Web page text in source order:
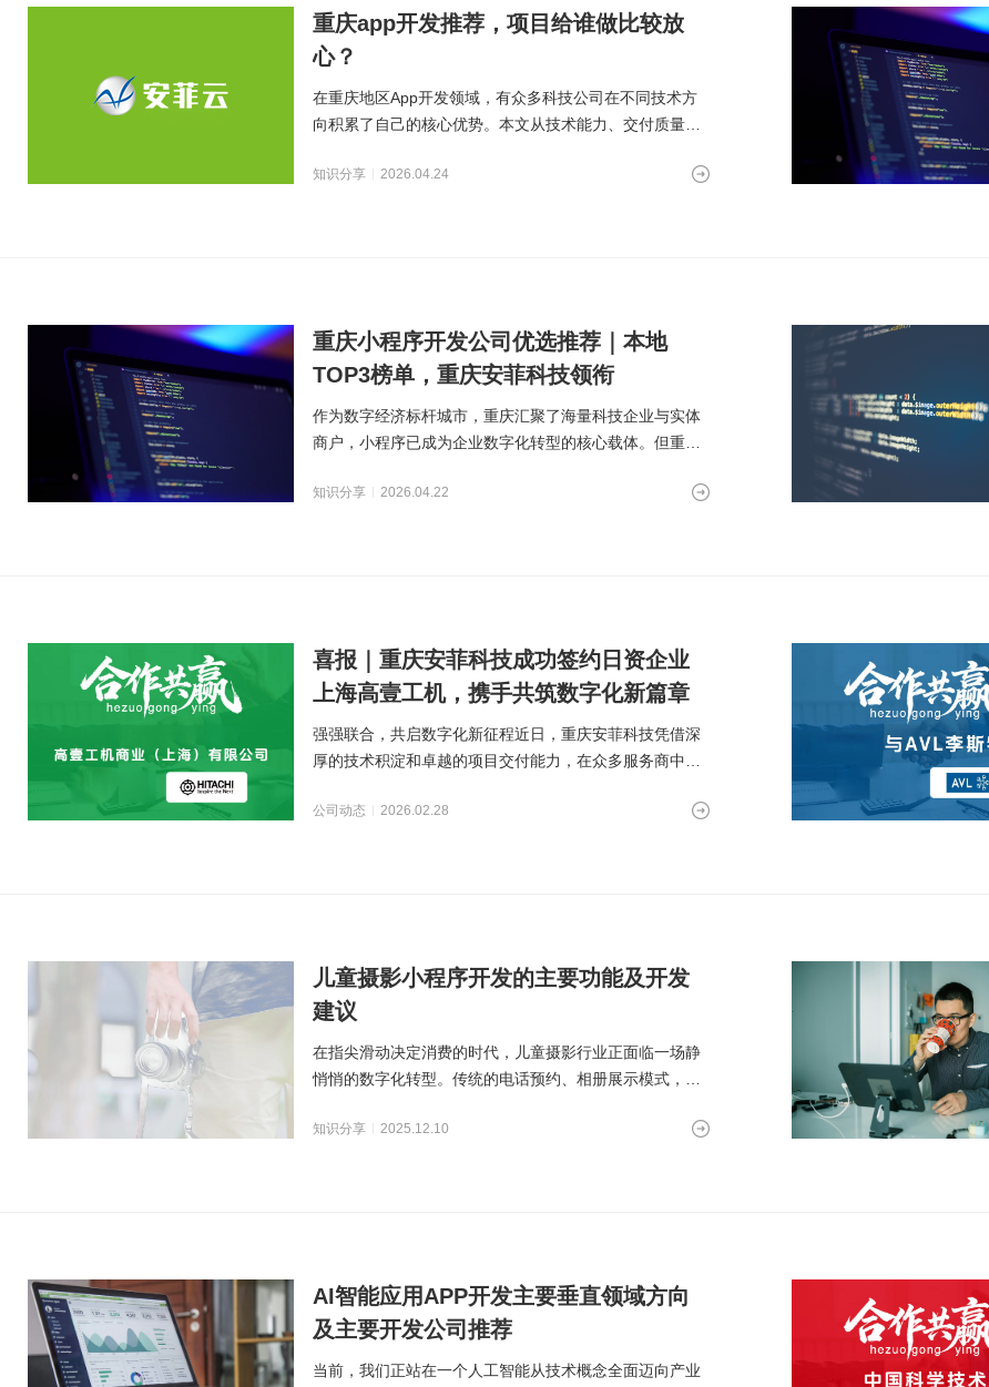
智能物联网
互联网金融解决方案
18696588163(wx)
用户研究、界面布局、色彩搭配到
交互设计的全方位解决方案
实现万物互联，推动智慧生活与产
业升级
重庆app开发推荐，项目给谁做比较放
心？
在重庆地区App开发领域，有众多科技公司在不同技术方
向积累了自己的核心优势。本文从技术能力、交付质量、
知识分享 2026.04.24
重庆小程序开发公司优选推荐｜本地
TOP3榜单，重庆安菲科技领衔
作为数字经济标杆城市，重庆汇聚了海量科技企业与实体
商户，小程序已成为企业数字化转型的核心载体。但重庆
知识分享 2026.04.22
喜报｜重庆安菲科技成功签约日资企业
上海高壹工机，携手共筑数字化新篇章
强强联合，共启数字化新征程近日，重庆安菲科技凭借深
厚的技术积淀和卓越的项目交付能力，在众多服务商中脱
公司动态 2026.02.28
儿童摄影小程序开发的主要功能及开发
建议
在指尖滑动决定消费的时代，儿童摄影行业正面临一场静
悄悄的数字化转型。传统的电话预约、相册展示模式，已
知识分享 2025.12.10
AI智能应用APP开发主要垂直领域方向
及主要开发公司推荐
当前，我们正站在一个人工智能从技术概念全面迈向产业